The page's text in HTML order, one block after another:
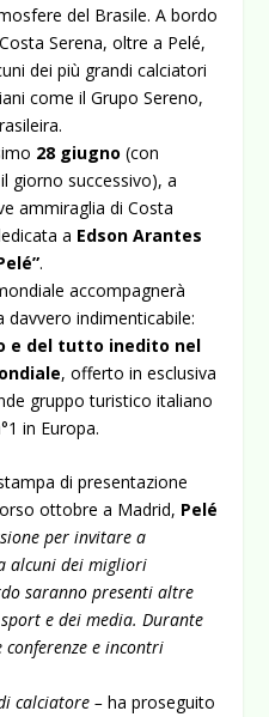
del Brasile. A bordo
Serena, oltre a Pelé,
dei più grandi calciatori
come il Grupo Sereno,
28 giugno (con
giorno successivo), a
ammiraglia di Costa
a Edson Arantes
.
accompagnerà
davvero indimenticabile:
e del tutto inedito nel
, offerto in esclusiva
gruppo turistico italiano
in Europa.
di presentazione
ottobre a Madrid, Pelé
per invitare a
alcuni dei migliori
saranno presenti altre
e dei media. Durante
e incontri
calciatore –ha proseguito